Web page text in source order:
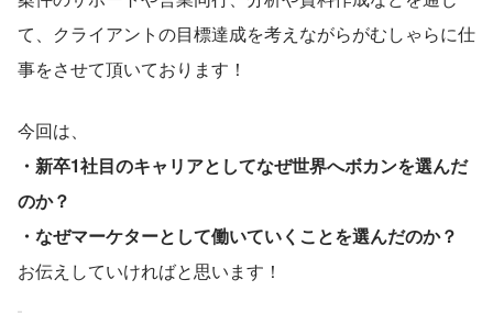
て、クライアントの目標達成を考えながらがむしゃらに仕
事をさせて頂いております！
今回は、
・新卒1社目のキャリアとしてなぜ世界へボカンを選んだ
のか？
・なぜマーケターとして働いていくことを選んだのか？
お伝えしていければと思います！